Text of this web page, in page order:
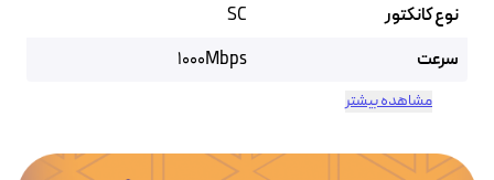
نوع کانکتور
SC
سرعت
1000Mbps
مشاهده بیشتر